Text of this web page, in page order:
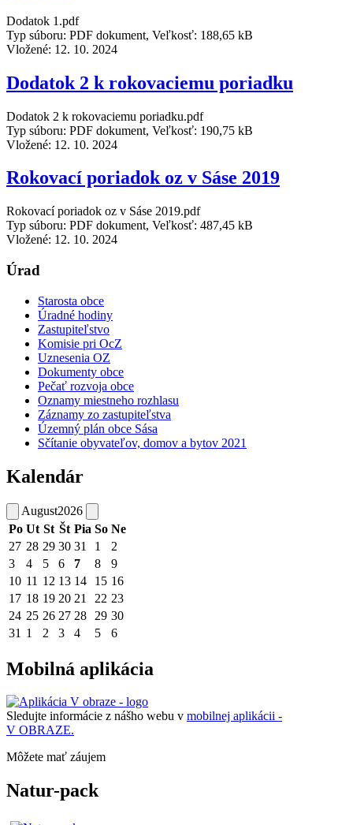
Dodatok 1.pdf
Typ súboru: PDF dokument, Veľkosť: 188,65 kB
Vložené: 12. 10. 2024
Dodatok 2 k rokovaciemu poriadku
Dodatok 2 k rokovaciemu poriadku.pdf
Typ súboru: PDF dokument, Veľkosť: 190,75 kB
Vložené: 12. 10. 2024
Rokovací poriadok oz v Sáse 2019
Rokovací poriadok oz v Sáse 2019.pdf
Typ súboru: PDF dokument, Veľkosť: 487,45 kB
Vložené: 12. 10. 2024
Úrad
Starosta obce
Úradné hodiny
Zastupiteľstvo
Komisie pri OcZ
Uznesenia OZ
Dokumenty obce
Pečať rozvoja obce
Oznamy miestneho rozhlasu
Záznamy zo zastupiteľstva
Územný plán obce Sása
Sčítanie obyvateľov, domov a bytov 2021
Kalendár
August2026
Po Ut St Št Pia So Ne
27 28 29 30 31 1
2
3
4 5 6 7 8
9
10 11 12 13 14 15 16
17 18 19 20 21 22 23
24 25 26 27 28 29 30
31 1 2 3 4 5 6
Mobilná aplikácia
Sledujte informácie z nášho webu v mobilnej aplikácii -
V OBRAZE.
Môžete mať záujem
Natur-pack